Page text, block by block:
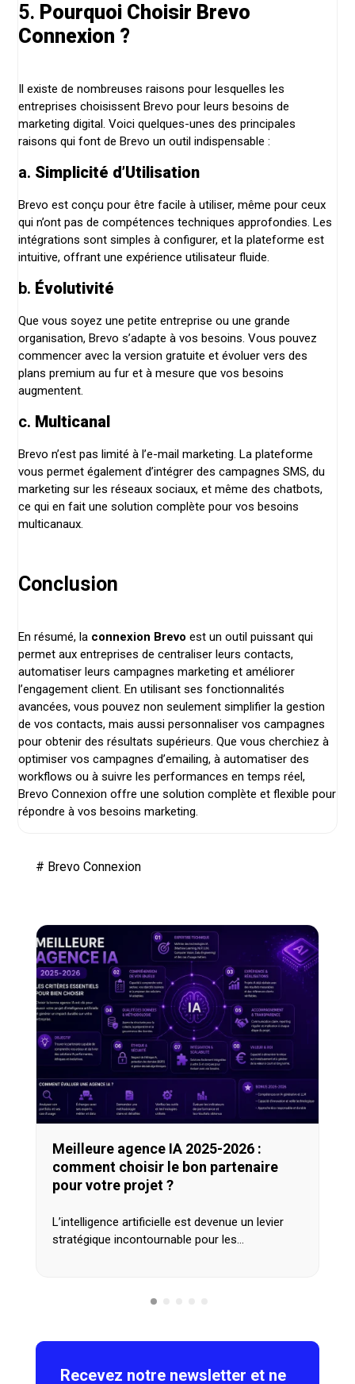
5. Pourquoi Choisir Brevo
Connexion ?
Il existe de nombreuses raisons pour lesquelles les
entreprises choisissent Brevo pour leurs besoins de
marketing digital. Voici quelques-unes des principales
raisons qui font de Brevo un outil indispensable :
a. Simplicité d’Utilisation
Brevo est conçu pour être facile à utiliser, même pour ceux
qui n’ont pas de compétences techniques approfondies. Les
intégrations sont simples à configurer, et la plateforme est
intuitive, offrant une expérience utilisateur fluide.
b. Évolutivité
Que vous soyez une petite entreprise ou une grande
organisation, Brevo s’adapte à vos besoins. Vous pouvez
commencer avec la version gratuite et évoluer vers des
plans premium au fur et à mesure que vos besoins
augmentent.
c. Multicanal
Brevo n’est pas limité à l’e-mail marketing. La plateforme
vous permet également d’intégrer des campagnes SMS, du
marketing sur les réseaux sociaux, et même des chatbots,
ce qui en fait une solution complète pour vos besoins
multicanaux.
Conclusion
En résumé, la connexion Brevo est un outil puissant qui
permet aux entreprises de centraliser leurs contacts,
automatiser leurs campagnes marketing et améliorer
l’engagement client. En utilisant ses fonctionnalités
avancées, vous pouvez non seulement simplifier la gestion
de vos contacts, mais aussi personnaliser vos campagnes
pour obtenir des résultats supérieurs. Que vous cherchiez à
optimiser vos campagnes d’emailing, à automatiser des
workflows ou à suivre les performances en temps réel,
Brevo Connexion offre une solution complète et flexible pour
répondre à vos besoins marketing.
# Brevo Connexion
Meilleure agence IA 2025-2026 :
comment choisir le bon partenaire
pour votre projet ?
L’intelligence artificielle est devenue un levier
stratégique incontournable pour les…
Recevez notre newsletter et ne